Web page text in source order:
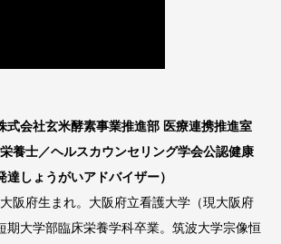
式会社玄米酵素事業推進部 医療連携推進室
養士／ヘルスカウンセリング学会公認健康
しょうがいアドバイザー）
阪府生まれ。大阪府立看護大学（現大阪府
期大学部臨床栄養学科卒業。筑波大学宗像恒